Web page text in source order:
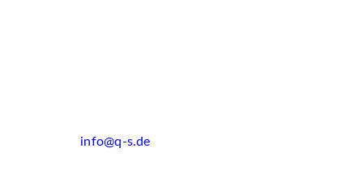
info@q-s.de